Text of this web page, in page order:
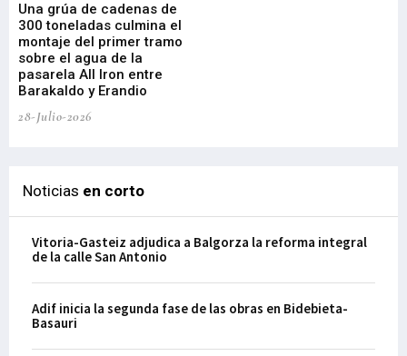
Una grúa de cadenas de
300 toneladas culmina el
montaje del primer tramo
sobre el agua de la
pasarela All Iron entre
Barakaldo y Erandio
28-Julio-2026
Noticias en corto
Vitoria-Gasteiz adjudica a Balgorza la reforma integral
de la calle San Antonio
Adif inicia la segunda fase de las obras en Bidebieta-
Basauri